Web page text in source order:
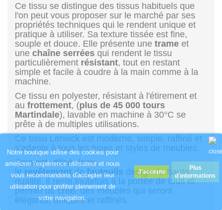
Notre boutique utilise des cookies pour
améliorer l'expérience utilisateur et nous
vous recommandons d'accepter leur
utilisation pour profiter pleinement de
votre navigation.
Plus
d'informations
Ce tissu se distingue des tissus habituels que
l'on peut vous proposer sur le marché par ses
propriétés techniques qui le rendent unique et
pratique à utiliser. Sa texture tissée est fine,
souple et douce. Elle présente une trame et
une chaîne serrées qui rendent le tissu
particulièrement résistant, tout en restant
simple et facile à coudre à la main comme à la
machine.
Ce tissu en polyester, résistant à l'étirement et
au frottement, (plus de 45 000 tours
Martindale), lavable en machine à 30°C se
prête à de multiples utilisations.
Ce tissu Lerwick est moderne, simple, raffiné et
s’adapte à tous les types et styles de meubles.
Souvent utilisé dans
lerevêtement defauteuils design de haute
qualité, il reste toutefois à la portée de tous et
permet de créer des meubles qui seront
élégants, uniques et raffinés.